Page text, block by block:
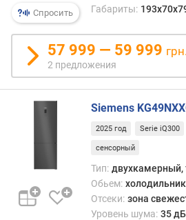
ч
к
и
н
а
д
в
ш
т
Спросить
Габариты:
57 999 — 59 999 грн.
2 предложения
Siemens
2025 год Serie iQ300
сенсорный
Тип: двухкамерный,
Обьем:
Отсеки: зона
Уровень шума: 35 дБ